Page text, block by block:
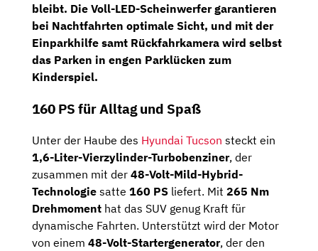
bleibt. Die Voll-LED-Scheinwerfergarantieren
bei Nachtfahrten optimale Sicht, und mit der
Einparkhilfe samt Rückfahrkamera wird selbst
das Parken in engen Parklücken zum
Kinderspiel.
160 PS für Alltag und Spaß
Unter der Haube des Hyundai Tucson steckt ein
1,6-Liter-Vierzylinder-Turbobenziner, der
zusammen mit der 48-Volt-Mild-Hybrid-
Technologie satte 160 PS liefert. Mit 265 Nm
Drehmoment hat das SUV genug Kraft für
dynamische Fahrten. Unterstützt wird der Motor
von einem 48-Volt-Startergenerator, der den